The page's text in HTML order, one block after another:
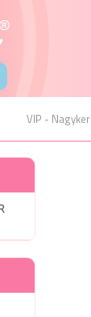
VIP - Nagyker